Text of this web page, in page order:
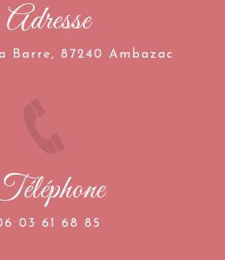
Adresse
Barre, 87240 Ambazac
06 03 61 68 85